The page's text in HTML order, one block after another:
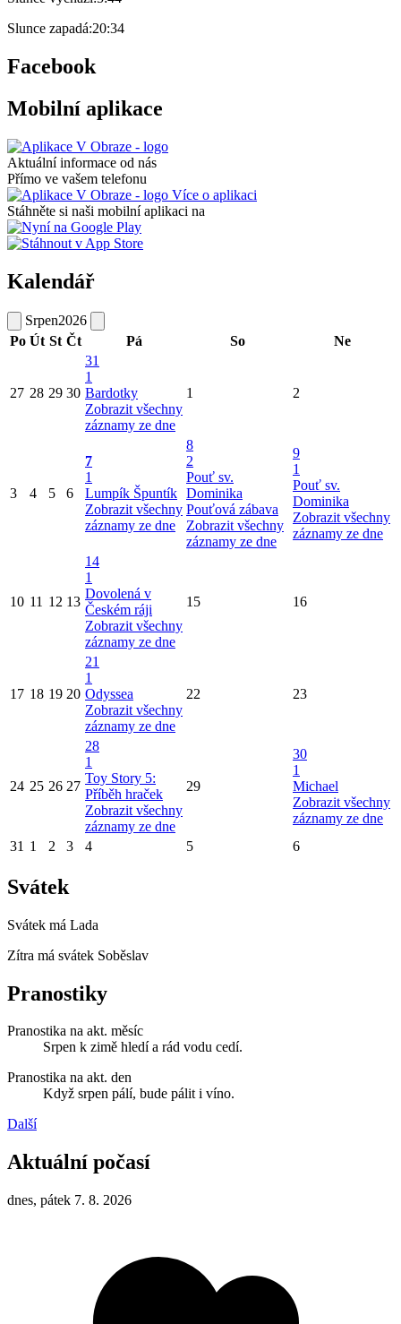
Slunce zapadá:20:34
Facebook
Mobilní aplikace
Aktuální informace od nás
Přímo ve vašem telefonu
Více o aplikaci
Stáhněte si naši mobilní aplikaci na
Kalendář
Srpen2026
Po Út St Čt Pá So Ne
27 28 29 30
31
1
Bardotky
Zobrazit všechny
záznamy ze dne
1 2
3 4 5 6
7
1
Lumpík Špuntík
Zobrazit všechny
záznamy ze dne
8
2
Pouť sv.
Dominika
Pouťová zábava
Zobrazit všechny
záznamy ze dne
9
1
Pouť sv.
Dominika
Zobrazit všechny
záznamy ze dne
10 11 12 13
14
1
Dovolená v
Českém ráji
Zobrazit všechny
záznamy ze dne
15 16
17 18 19 20
21
1
Odyssea
Zobrazit všechny
záznamy ze dne
22 23
24 25 26 27
28
1
Toy Story 5:
Příběh hraček
Zobrazit všechny
záznamy ze dne
29
30
1
Michael
Zobrazit všechny
záznamy ze dne
31 1 2 3 4 5 6
Svátek
Svátek má Lada
Zítra má svátek Soběslav
Pranostiky
Pranostika na akt. měsíc
Srpen k zimě hledí a rád vodu cedí.
Pranostika na akt. den
Když srpen pálí, bude pálit i víno.
Další
Aktuální počasí
dnes, pátek 7. 8. 2026